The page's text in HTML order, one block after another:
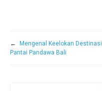
←
Mengenal Keelokan Destinasi
Pantai Pandawa Bali